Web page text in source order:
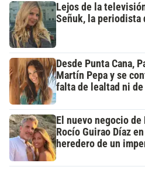
Lejos de la
Señuk, la periodista
Desde Punta Cana,
Martín Pepa y se
falta de lealtad ni
El nuevo negocio
Rocío Guirao Díaz
heredero de un